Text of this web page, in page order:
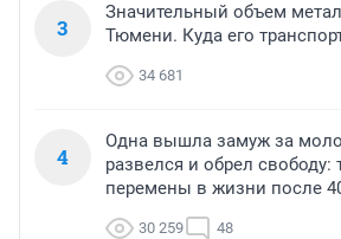
3
Значительный объем
Тюмени. Куда его
34 681
4
Одна вышла замуж за
развелся и обрел
перемены в жизни после
30 259 48